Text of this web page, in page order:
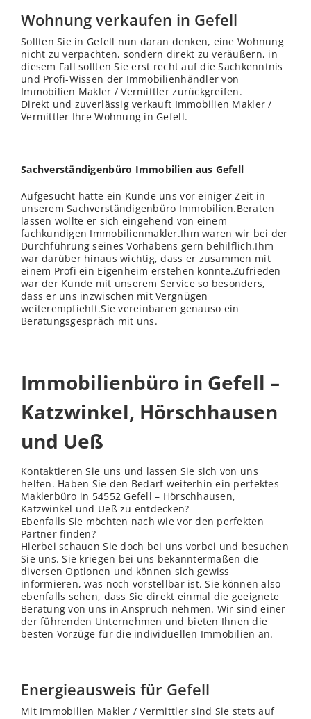
Wohnung verkaufen in Gefell
Sollten Sie in Gefell nun daran denken, eine Wohnung
nicht zu verpachten, sondern direkt zu veräußern, in
diesem Fall sollten Sie erst recht auf die Sachkenntnis
und Profi-Wissen der Immobilienhändler von
Immobilien Makler / Vermittler zurückgreifen.
Direkt und zuverlässig verkauft Immobilien Makler /
Vermittler Ihre Wohnung in Gefell.
Sachverständigenbüro Immobilien aus Gefell
Aufgesucht hatte ein Kunde uns vor einiger Zeit in
unserem Sachverständigenbüro Immobilien.Beraten
lassen wollte er sich eingehend von einem
fachkundigen Immobilienmakler.Ihm waren wir bei der
Durchführung seines Vorhabens gern behilflich.Ihm
war darüber hinaus wichtig, dass er zusammen mit
einem Profi ein Eigenheim erstehen konnte.Zufrieden
war der Kunde mit unserem Service so besonders,
dass er uns inzwischen mit Vergnügen
weiterempfiehlt.Sie vereinbaren genauso ein
Beratungsgespräch mit uns.
Immobilienbüro in Gefell –
Katzwinkel, Hörschhausen
und Ueß
Kontaktieren Sie uns und lassen Sie sich von uns
helfen. Haben Sie den Bedarf weiterhin ein perfektes
Maklerbüro in 54552 Gefell – Hörschhausen,
Katzwinkel und Ueß zu entdecken?
Ebenfalls Sie möchten nach wie vor den perfekten
Partner finden?
Hierbei schauen Sie doch bei uns vorbei und besuchen
Sie uns. Sie kriegen bei uns bekanntermaßen die
diversen Optionen und können sich gewiss
informieren, was noch vorstellbar ist. Sie können also
ebenfalls sehen, dass Sie direkt einmal die geeignete
Beratung von uns in Anspruch nehmen. Wir sind einer
der führenden Unternehmen und bieten Ihnen die
besten Vorzüge für die individuellen Immobilien an.
Energieausweis für Gefell
Mit Immobilien Makler / Vermittler sind Sie stets auf